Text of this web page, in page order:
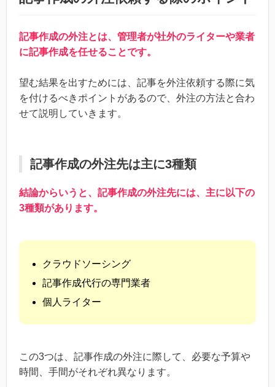
記事作成の外注とは、管理者が社外のライターや業者
に記事作成を任せることです。
望む結果を出すためには、記事を外注依頼する際に気
を付けるべきポイントがあるので、外注の方法と合わ
せて説明していきます。
記事作成の外注先は主に3種類
結論からいうと、記事作成の外注先には、主に以下の
3種類があります。
クラウドソーシング
記事作成代行の専門業者
個人ライター
この3つは、記事作成の外注に際して、必要な予算や
時間、手間がそれぞれ異なります。